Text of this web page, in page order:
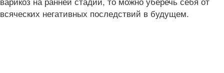
всяческих негативных последствий в будущем.